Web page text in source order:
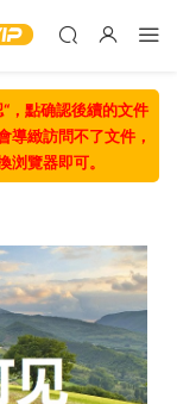
，點确認後續的文件
導緻訪問不了文件，
覽器即可。